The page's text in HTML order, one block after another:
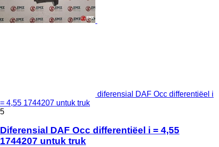
diferensial DAF Occ differentiëel i
= 4,55 1744207 untuk truk
5
Diferensial DAF Occ differentiëel i = 4,55
1744207 untuk truk